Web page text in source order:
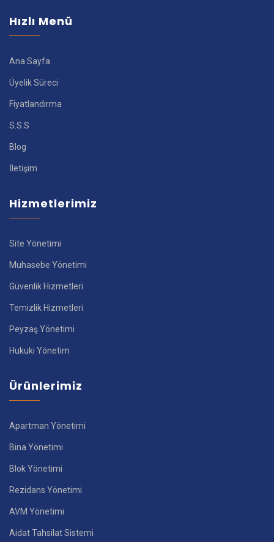
Hızlı Menü
Ana Sayfa
Üyelik Süreci
Fiyatlandırma
S.S.S
Blog
İletişim
Hizmetlerimiz
Site Yönetimi
Muhasebe Yönetimi
Güvenlik Hizmetleri
Temizlik Hizmetleri
Peyzaş Yönetimi
Hukuki Yönetim
Ürünlerimiz
Apartman Yönetimi
Bina Yönetimi
Blok Yönetimi
Rezidans Yönetimi
AVM Yönetimi
Aidat Tahsilat Sistemi